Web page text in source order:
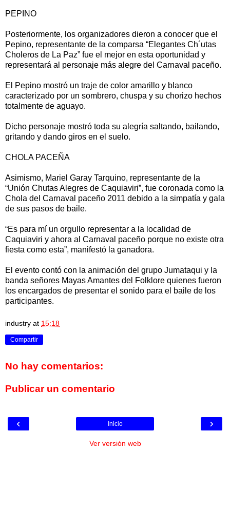
PEPINO
Posteriormente, los organizadores dieron a conocer que el
Pepino, representante de la comparsa “Elegantes Ch´utas
Choleros de La Paz” fue el mejor en esta oportunidad y
representará al personaje más alegre del Carnaval paceño.
El Pepino mostró un traje de color amarillo y blanco
caracterizado por un sombrero, chuspa y su chorizo hechos
totalmente de aguayo.
Dicho personaje mostró toda su alegría saltando, bailando,
gritando y dando giros en el suelo.
CHOLA PACEÑA
Asimismo, Mariel Garay Tarquino, representante de la
“Unión Chutas Alegres de Caquiaviri”, fue coronada como la
Chola del Carnaval paceño 2011 debido a la simpatía y gala
de sus pasos de baile.
“Es para mí un orgullo representar a la localidad de
Caquiaviri y ahora al Carnaval paceño porque no existe otra
fiesta como esta”, manifestó la ganadora.
El evento contó con la animación del grupo Jumataqui y la
banda señores Mayas Amantes del Folklore quienes fueron
los encargados de presentar el sonido para el baile de los
participantes.
industry at 15:18
Compartir
No hay comentarios:
Publicar un comentario
‹ ›
Inicio
Ver versión web